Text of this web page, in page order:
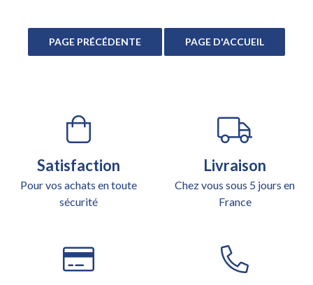
Satisfaction
Pour vos achats en toute
sécurité
Livraison
Chez vous sous 5 jours en
France